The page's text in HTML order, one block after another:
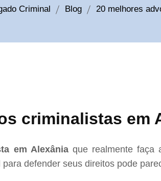
Criminal Blog 20 melhores
criminalistas em
em Alexâniaque realmente faça
defender seus direitos pode